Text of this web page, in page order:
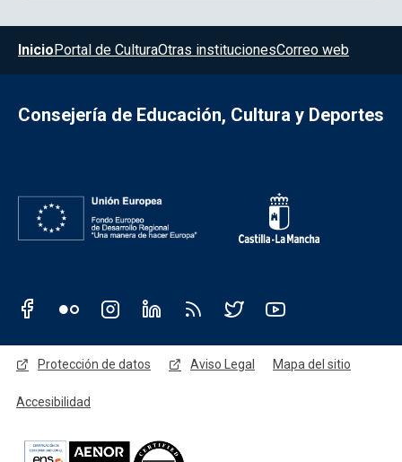
Menú del pie
InicioPortal de CulturaOtras institucionesCorreo web
Consejería de Educación, Cultura y Deportes
Redes sociales JCCM
Menú legal
Protección de datos Aviso Legal Mapa del sitio
Accesibilidad